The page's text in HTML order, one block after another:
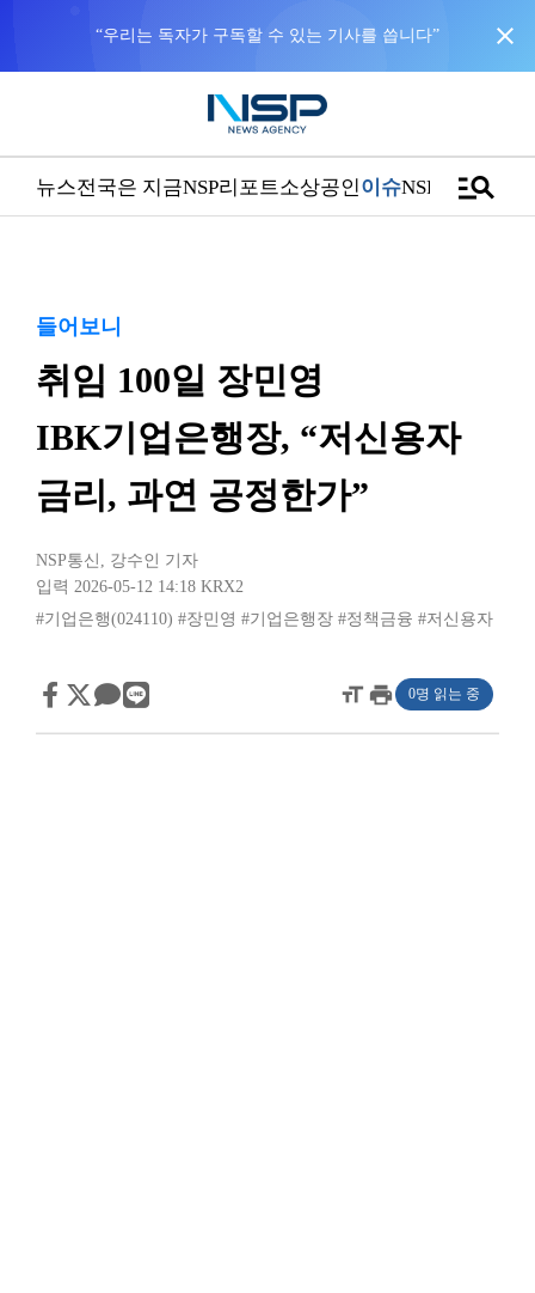
“우리는 독자가 구독할 수 있는 기사를 씁니다” close
뉴스전국은 지금NSP리포트소상공인이슈NSPTVmanage_search
들어보니
취임 100일 장민영
IBK기업은행장, “저신용자
금리, 과연 공정한가”
NSP통신 , 강수인 기자
입력 2026-05-12 14:18 KRX2
#기업은행(024110) #장민영 #기업은행장 #정책금융 #저신용자
format_sizeprint 0명 읽는 중